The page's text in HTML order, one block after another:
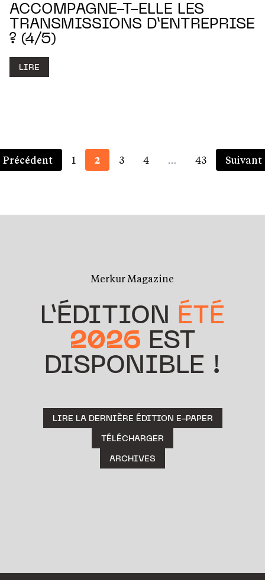
ACCOMPAGNE-T-ELLE LES
TRANSMISSIONS D’ENTREPRISE
? (4/5)
LIRE
Précédent 1 2 3 4 … 43 Suivant
Merkur Magazine
L’ÉDITION ÉTÉ
2026 EST
DISPONIBLE !
LIRE LA DERNIÈRE ÉDITION E-PAPER
TÉLÉCHARGER
ARCHIVES